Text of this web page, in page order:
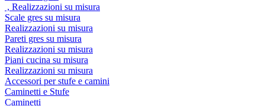
, Realizzazioni su misura
Scale gres su misura
Realizzazioni su misura
Pareti gres su misura
Realizzazioni su misura
Piani cucina su misura
Realizzazioni su misura
Accessori per stufe e camini
Caminetti e Stufe
Caminetti